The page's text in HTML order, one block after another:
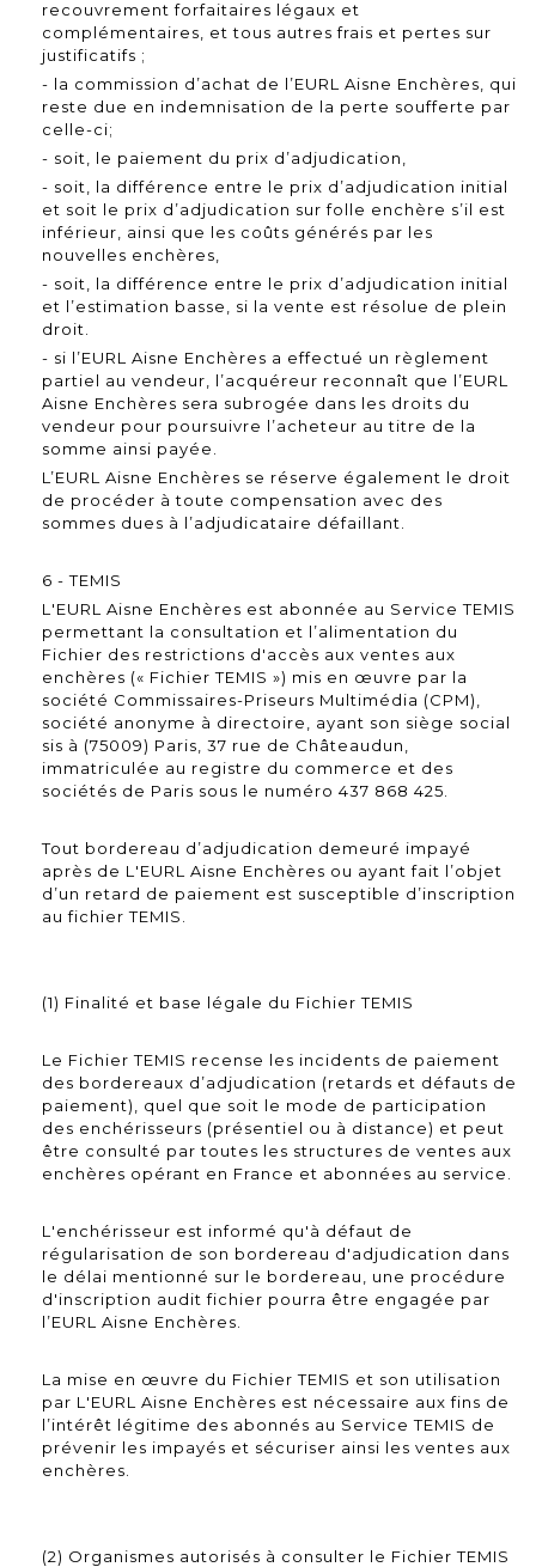
recouvrement forfaitaires légaux et
complémentaires, et tous autres frais et pertes sur
justificatifs ;
- la commission d’achat de l’EURL Aisne Enchères, qui
reste due en indemnisation de la perte soufferte par
celle-ci;
- soit, le paiement du prix d’adjudication,
- soit, la différence entre le prix d’adjudication initial
et soit le prix d’adjudication sur folle enchère s’il est
inférieur, ainsi que les coûts générés par les
nouvelles enchères,
- soit, la différence entre le prix d’adjudication initial
et l’estimation basse, si la vente est résolue de plein
droit.
- si l’EURL Aisne Enchères a effectué un règlement
partiel au vendeur, l’acquéreur reconnaît que l’EURL
Aisne Enchères sera subrogée dans les droits du
vendeur pour poursuivre l’acheteur au titre de la
somme ainsi payée.
L’EURL Aisne Enchères se réserve également le droit
de procéder à toute compensation avec des
sommes dues à l’adjudicataire défaillant.
6 - TEMIS
L'EURL Aisne Enchères est abonnée au Service TEMIS
permettant la consultation et l’alimentation du
Fichier des restrictions d'accès aux ventes aux
enchères (« Fichier TEMIS ») mis en œuvre par la
société Commissaires-Priseurs Multimédia (CPM),
société anonyme à directoire, ayant son siège social
sis à (75009) Paris, 37 rue de Châteaudun,
immatriculée au registre du commerce et des
sociétés de Paris sous le numéro 437 868 425.
Tout bordereau d’adjudication demeuré impayé
après de L'EURL Aisne Enchères ou ayant fait l’objet
d’un retard de paiement est susceptible d’inscription
au fichier TEMIS.
(1) Finalité et base légale du Fichier TEMIS
Le Fichier TEMIS recense les incidents de paiement
des bordereaux d’adjudication (retards et défauts de
paiement), quel que soit le mode de participation
des enchérisseurs (présentiel ou à distance) et peut
être consulté par toutes les structures de ventes aux
enchères opérant en France et abonnées au service.
L'enchérisseur est informé qu'à défaut de
régularisation de son bordereau d'adjudication dans
le délai mentionné sur le bordereau, une procédure
d'inscription audit fichier pourra être engagée par
l’EURL Aisne Enchères.
La mise en œuvre du Fichier TEMIS et son utilisation
par L'EURL Aisne Enchères est nécessaire aux fins de
l’intérêt légitime des abonnés au Service TEMIS de
prévenir les impayés et sécuriser ainsi les ventes aux
enchères.
(2) Organismes autorisés à consulter le Fichier TEMIS